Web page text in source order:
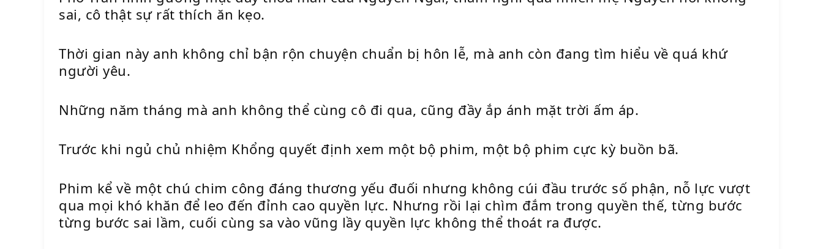
sai, cô thật sự rất thích ăn kẹo.
Thời gian này anh không chỉ bận rộn chuyện chuẩn bị hôn lễ, mà anh còn đang tìm hiểu về quá khứ
người yêu.
Những năm tháng mà anh không thể cùng cô đi qua, cũng đầy ắp ánh mặt trời ấm áp.
Trước khi ngủ chủ nhiệm Khổng quyết định xem một bộ phim, một bộ phim cực kỳ buồn bã.
Phim kể về một chú chim công đáng thương yếu đuối nhưng không cúi đầu trước số phận, nỗ lực vượt
qua mọi khó khăn để leo đến đỉnh cao quyền lực. Nhưng rồi lại chìm đắm trong quyền thế, từng bước
từng bước sai lầm, cuối cùng sa vào vũng lầy quyền lực không thể thoát ra được.